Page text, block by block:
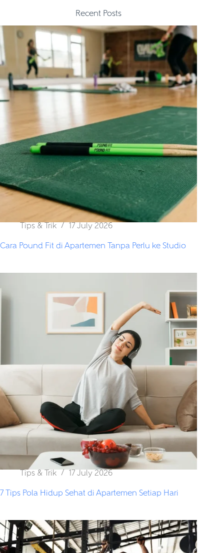
Recent Posts
Tips & Trik 17 July 2026
Cara Pound Fit di Apartemen Tanpa Perlu ke Studio
Tips & Trik 17 July 2026
7 Tips Pola Hidup Sehat di Apartemen Setiap Hari